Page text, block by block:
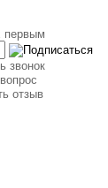
первым
звонок
отзыв